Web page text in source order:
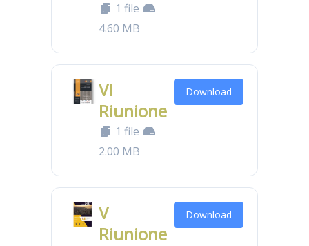
1 file
4.60 MB
VI
Riunione
1 file
2.00 MB
Download
V
Riunione
Download